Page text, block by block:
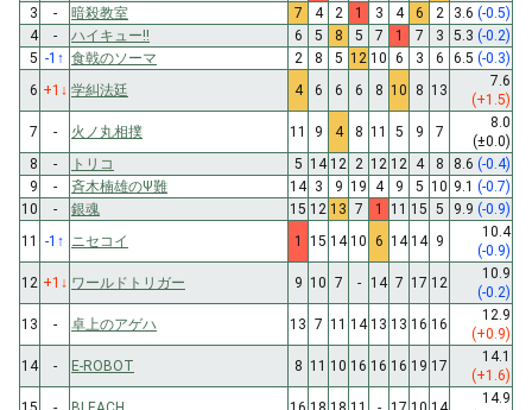
3
- 暗殺教室 7 4 2 1 3 4 6 2 3.6 (-0.5)
4
- ハイキュー!! 6 5 8 5 7 1 7 3 5.3 (-0.2)
5 -1 ↑ 食戟のソーマ 2 8 5 12 10 6 3 6 6.5 (-0.3)
6 +1 ↓ 学糾法廷 4 6 6 6 8 10 8 13
7.6
(+1.5)
7
- 火ノ丸相撲 11 9 4 8 11 5 9 7
8.0
(±0.0)
8
- トリコ 5 14 12 2 12 12 4 8 8.6 (-0.4)
9
- 斉木楠雄のΨ難 14 3 9 19 4 9 5 10 9.1 (-0.7)
10
- 銀魂 15 12 13 7 1 11 15 5 9.9 (-0.9)
11
-1 ↑ ニセコイ 1 15 14 10 6 14 14 9
10.4
(-0.9)
12 +1 ↓ ワールドトリガー 9 10 7 - 14 7 17 12
10.9
(-0.2)
13
- 卓上のアゲハ 13 7 11 14 13 13 16 16
12.9
(+0.9)
14
- E-ROBOT 8 11 10 16 16 16 19 17
14.1
(+1.6)
14.9